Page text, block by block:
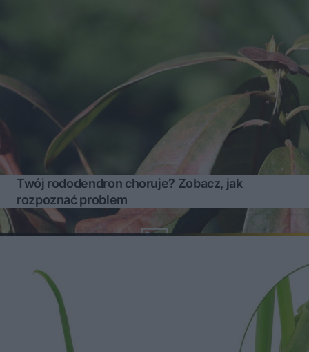
Twój rododendron choruje? Zobacz, jak
rozpoznać problem